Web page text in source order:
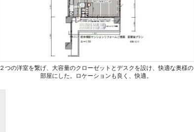
２つの洋室を繋げ、大容量のクローゼットとデスクを設け、快適な奥様の
部屋にした。ロケーションも良く、快適。